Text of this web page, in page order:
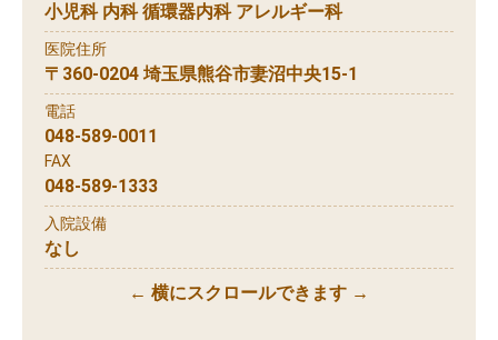
小児科 内科 循環器内科 アレルギー科
医院住所
〒360-0204 埼玉県熊谷市妻沼中央15-1
電話
048-589-0011
FAX
048-589-1333
入院設備
なし
← 横にスクロールできます →